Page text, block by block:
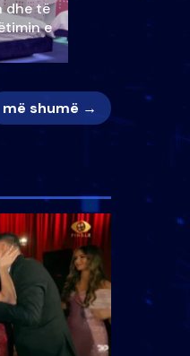
dhe të
e
më shumë →